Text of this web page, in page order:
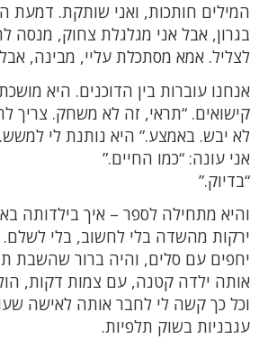
המילים חותכות, ואני שותקת. דמעת
בגרון, אבל אני מגלגלת צחוק, מנסה
לצליל. אמא מסתכלת עליי, מבינה,
אנחנו עוברות בין הדוכנים. היא
קישואים. “תראי, זה לא משחק. צריך
לא יבש. באמצע.” היא נותנת לי למשש.
אני עונה: “כמו החיים.”
“בדיוק.”
והיא מתחילה לספר – איך בילדותה
ירקות מהשדה בלי לחשוב, בלי לשלם.
יחפים עם סלים, והיה ברור שהשבת
אותה ילדה קטנה, עם צמות דקות,
וכל כך קשה לי לחבר אותה לאישה
עגבניות בשוק תלפיות.